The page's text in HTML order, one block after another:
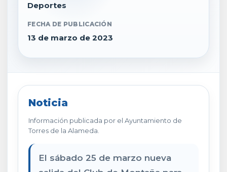
Deportes
FECHA DE PUBLICACIÓN
13 de marzo de 2023
Noticia
Información publicada por el Ayuntamiento de
Torres de la Alameda.
El sábado 25 de marzo nueva